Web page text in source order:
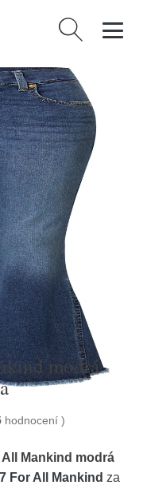
Vyhledávání
/Džíny 7 For All Mankind
modrá
hodnocení )
All Mankind modrá
7 For All Mankind za